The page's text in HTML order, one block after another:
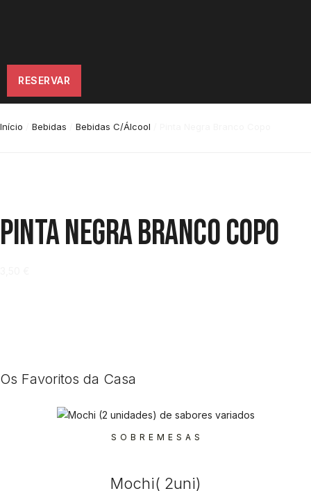
RESERVAR
Início Bebidas Bebidas C/Álcool
Pinta Negra Branco Copo
Os Favoritos da Casa
SOBREMESAS
Mochi( 2uni)